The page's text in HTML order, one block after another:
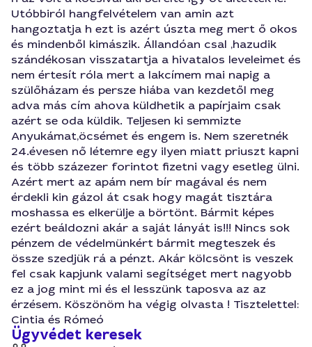
Utóbbiról hangfelvételem van amin azt
hangoztatja h ezt is azért úszta meg mert ő okos
és mindenből kimászik. Állandóan csal ,hazudik
szándékosan visszatartja a hivatalos leveleimet és
nem értesít róla mert a lakcímem mai napig a
szülőházam és persze hiába van kezdetől meg
adva más cím ahova küldhetik a papírjaim csak
azért se oda küldik. Teljesen ki semmizte
Anyukámat,öcsémet és engem is. Nem szeretnék
24.évesen nő létemre egy ilyen miatt priuszt kapni
és több százezer forintot fizetni vagy esetleg ülni.
Azért mert az apám nem bír magával és nem
érdekli kin gázol át csak hogy magát tisztára
moshassa es elkerülje a börtönt. Bármit képes
ezért beáldozni akár a saját lányát is!!! Nincs sok
pénzem de védelmünkért bármit megteszek és
össze szedjük rá a pénzt. Akár kölcsönt is veszek
fel csak kapjunk valami segítséget mert nagyobb
ez a jog mint mi és el lesszünk taposva az az
érzésem. Köszönöm ha végig olvasta ! Tisztelettel:
Cintia és Rómeó
Ügyvédet keresek